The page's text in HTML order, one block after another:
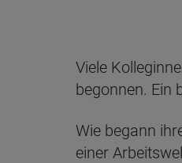
Viele
begonnen. Ein
Wie begann
einer